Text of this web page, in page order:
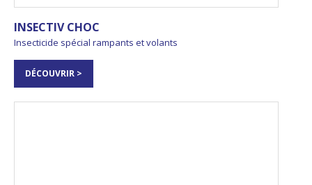
INSECTIV CHOC
Insecticide spécial rampants et volants
DÉCOUVRIR >